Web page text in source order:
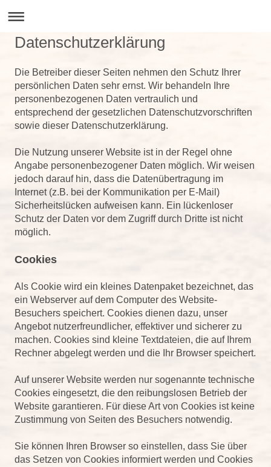
Datenschutzerklärung
Die Betreiber dieser Seiten nehmen den Schutz Ihrer
persönlichen Daten sehr ernst. Wir behandeln Ihre
personenbezogenen Daten vertraulich und
entsprechend der gesetzlichen Datenschutzvorschriften
sowie dieser Datenschutzerklärung.
Die Nutzung unserer Website ist in der Regel ohne
Angabe personenbezogener Daten möglich. Wir weisen
jedoch darauf hin, dass die Datenübertragung im
Internet (z.B. bei der Kommunikation per E-Mail)
Sicherheitslücken aufweisen kann. Ein lückenloser
Schutz der Daten vor dem Zugriff durch Dritte ist nicht
möglich.
Cookies
Als Cookie wird ein kleines Datenpaket bezeichnet, das
ein Webserver auf dem Computer des Website-
Besuchers speichert. Cookies dienen dazu, unser
Angebot nutzerfreundlicher, effektiver und sicherer zu
machen. Cookies sind kleine Textdateien, die auf Ihrem
Rechner abgelegt werden und die Ihr Browser speichert.
Auf unserer Website werden nur sogenannte technische
Cookies eingesetzt, die den reibungslosen Betrieb der
Website garantieren. Für diese Art von Cookies ist keine
Zustimmung von Seiten des Besuchers notwendig.
Sie können Ihren Browser so einstellen, dass Sie über
das Setzen von Cookies informiert werden und Cookies